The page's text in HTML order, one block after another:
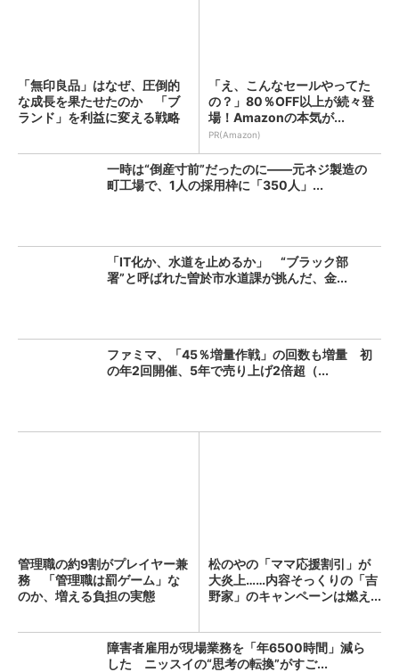
「無印良品」はなぜ、圧倒的
な成長を果たせたのか 「ブ
ランド」を利益に変える戦略
「え、こんなセールやってた
の？」80％OFF以上が続々登
場！Amazonの本気が...
PR(Amazon)
一時は“倒産寸前”だったのに――元ネジ製造の
町工場で、1人の採用枠に「350人」...
「IT化か、水道を止めるか」 “ブラック部
署”と呼ばれた曽於市水道課が挑んだ、金...
ファミマ、「45％増量作戦」の回数も増量 初
の年2回開催、5年で売り上げ2倍超（...
管理職の約9割がプレイヤー兼
務 「管理職は罰ゲーム」な
のか、増える負担の実態
松のやの「ママ応援割引」が
大炎上……内容そっくりの「吉
野家」のキャンペーンは燃え...
障害者雇用が現場業務を「年6500時間」減ら
した ニッスイの“思考の転換”がすご...